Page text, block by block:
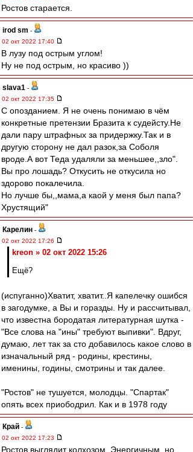
Ростов старается.
irod sm -
02 окт 2022 17:40
В лузу под острым углом!
Ну не под острым, но красиво ))
slava1 -
02 окт 2022 17:35
С опозданием. Я не очень понимаю в чём
конкретные претензии Бразита к судейсту.Не
дали пару штрафных за придержку.Так и в
другую сторoну не дал разок,за Соболя
вроде.А вот Теда удаляли за меньшее,,зло".
Вы про лошадь? Откусить не откусила но
здорово покалечила.
Но лучше бы,,мама,а каой у меня был папа?
Хрустящий"
Карелин -
02 окт 2022 17:26
kreon » 02 окт 2022 15:26
Ещё?
(испуганно)Хватит, хватит..Я капелечку ошибся
в загодумке, а Вы и горазды. Ну и рассчитывал,
что известна бородатая литературная шутка -
"Все слова на "ины" требуют выпивки". Вдруг,
думаю, лет так за сто добавилось какое слово в
изначальный ряд - родины, крестины,
именины, годины, смотрины и так далее.
"Ростов" не тушуется, молодцы. "Спартак"
опять всех приободрил. Как и в 1978 году
Край -
02 окт 2022 17:23
Ростов выглядит колхозом..Энергичным, но